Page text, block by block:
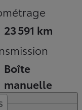
23 591 km
Boîte
manuelle